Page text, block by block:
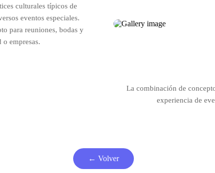
culturales típicos de
eventos especiales.
para reuniones, bodas y
empresas.
La combinación de
experiencia de
← Volver